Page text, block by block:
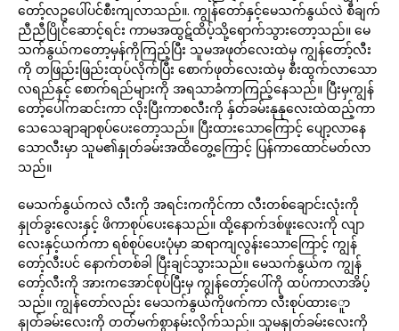
တော့်လဥပေါ်ပင်စီးကျလာသည်။. ကျွန်တော်နှင့်မေသက်နွယ်လဲ စီချက်
ညီညီပြိုင်ဆောင့်ရင်း ကာမအထွဋ်ထိပ့်သို့ရောက်သွားတော့သည်။ မေ
သက်နွယ်ကတော့မှန်ကိုကြည့်ပြီး သူမအဖုတ်လေးထဲမှ ကျွန်တော့်လီး
ကို တဖြည်းဖြည်းထုပ်လိုက်ပြီး စောက်ဖုတ်လေးထဲမှ စီးထွက်လာသော
လရည်နှင့် စောက်ရည်များကို အရသာခံကာကြည့်နေသည်။ ပြီးမှကျွန်
တော့်ပေါ်ကဆင်းကာ လိုးပြီးကာစလီးကို နှ်တ်ခမ်းနုနုလေးထဲထည့်ကာ
သေသေချာချာစုပ်ပေးတော့သည်။ ပြီးထားသောကြောင့် ပျော့လာနေ
သောလီးမှာ သူမ၏နှုတ်ခမ်းအထိတွေ့ကြောင့် ပြန်ကာထောင်မတ်လာ
သည်။
မေသက်နွယ်ကလဲ လီးကို အရင်းကကိုင်ကာ လီးတစ်ချောင်းလုံးကို
နှုတ်ခွးလေးနှင့် ဖိကာစုပ်ပေးနေသည်။ ထို့နောက်ဒစ်ဖူးလေးကို လျာ
လေးနှင့်ယက်ကာ ရစ်စုပ်ပေးပုံမှာ ဆရာကျလွန်းသောကြောင့် ကျွန်
တော့်လီးပင် နောက်တစ်ခါ ပြီးချင်သွားသည်။ မေသက်နွယ်က ကျွန်
တော့်လီးကို အားကအောင်စုပ်ပြီးမှ ကျွန်တော့်ပေါ်ကို ထပ်ကာလာအိပ့်
သည်။ ကျွန်တော်လည်း မေသက်နွယ်ကိုဖက်ကာ လီးစုပ်ထားေူာ
နှုတ်ခမ်းလေးကို တတ်မက်စွာနမ်းလိုက်သည်။ သူမနှုတ်ခမ်းလေးကို